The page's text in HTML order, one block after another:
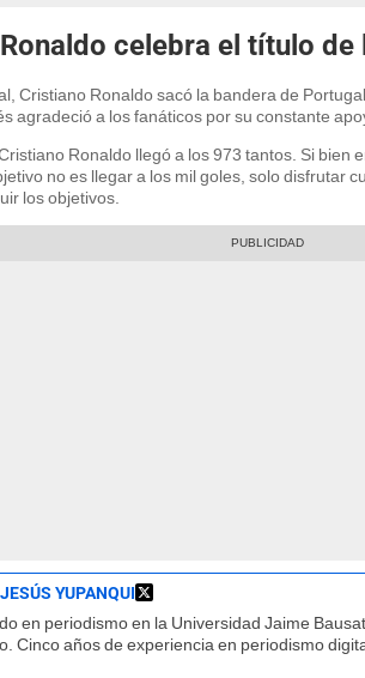
celebra el título de
Cristiano Ronaldo sacó la bandera de
agradeció a los fanáticos por su constante
Ronaldo llegó a los 973 tantos. Si bien
no es llegar a los mil goles, solo disfrutar
los objetivos.
JESÚS YUPANQUI
en periodismo en la Universidad Jaime
Cinco años de experiencia en periodismo